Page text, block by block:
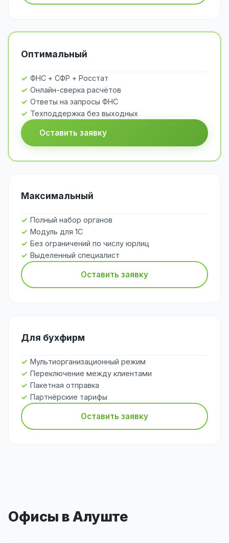
Оптимальный
ФНС + СФР + Росстат
Онлайн-сверка расчётов
Ответы на запросы ФНС
Техподдержка без выходных
Оставить заявку
Максимальный
Полный набор органов
Модуль для 1С
Без ограничений по числу юрлиц
Выделенный специалист
Оставить заявку
Для бухфирм
Мультиорганизационный режим
Переключение между клиентами
Пакетная отправка
Партнёрские тарифы
Оставить заявку
Офисы в Алуште